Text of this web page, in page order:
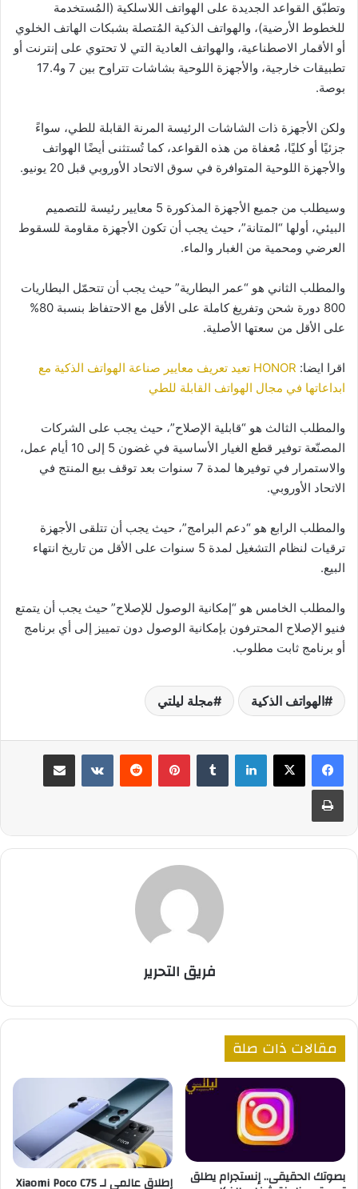
وتطبّق القواعد الجديدة على الهواتف اللاسلكية (المُستخدمة
للخطوط الأرضية)، والهواتف الذكية المُتصلة بشبكات الهاتف الخلوي
أو الأقمار الاصطناعية، والهواتف العادية التي لا تحتوي على إنترنت أو
تطبيقات خارجية، والأجهزة اللوحية بشاشات تتراوح بين 7 و17.4
بوصة.
ولكن الأجهزة ذات الشاشات الرئيسة المرنة القابلة للطي، سواءً
جزئيًا أو كليًا، مُعفاة من هذه القواعد، كما تُستثنى أيضًا الهواتف
والأجهزة اللوحية المتوافرة في سوق الاتحاد الأوروبي قبل 20 يونيو.
وسيطلب من جميع الأجهزة المذكورة 5 معايير رئيسة للتصميم
البيئي، أولها “المتانة”، حيث يجب أن تكون الأجهزة مقاومة للسقوط
العرضي ومحمية من الغبار والماء.
والمطلب الثاني هو “عمر البطارية” حيث يجب أن تتحمّل البطاريات
800 دورة شحن وتفريغ كاملة على الأقل مع الاحتفاظ بنسبة 80%
على الأقل من سعتها الأصلية.
اقرا ايضا:
HONOR تعيد تعريف معايير صناعة الهواتف الذكية مع
ابداعاتها في مجال الهواتف القابلة للطي
والمطلب الثالث هو “قابلية الإصلاح”، حيث يجب على الشركات
المصنّعة توفير قطع الغيار الأساسية في غضون 5 إلى 10 أيام عمل،
والاستمرار في توفيرها لمدة 7 سنوات بعد توقف بيع المنتج في
الاتحاد الأوروبي.
والمطلب الرابع هو “دعم البرامج”، حيث يجب أن تتلقى الأجهزة
ترقيات لنظام التشغيل لمدة 5 سنوات على الأقل من تاريخ انتهاء
البيع.
والمطلب الخامس هو “إمكانية الوصول للإصلاح” حيث يجب أن يتمتع
فنيو الإصلاح المحترفون بإمكانية الوصول دون تمييز إلى أي برنامج
أو برنامج ثابت مطلوب.
الهواتف الذكية مجلة ليلتي
لينكدإن بينتيريست مشاركة عبر البريد
طباعة
فريق التحرير
مقالات ذات صلة
بصوتك الحقيقى.. إنستجرام يطلق إطلاق عالمي لـ Xiaomi Poco C75